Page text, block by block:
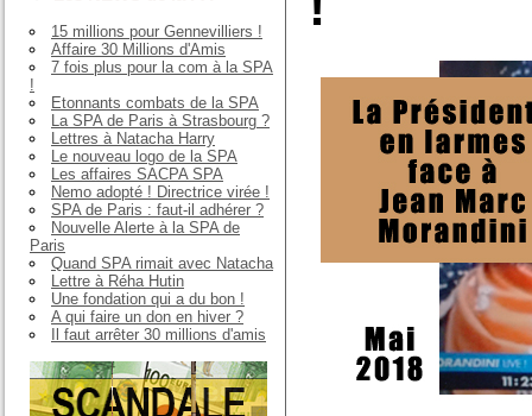
15 millions pour Gennevilliers !
Affaire 30 Millions d'Amis
7 fois plus pour la com à la SPA
!
Etonnants combats de la SPA
La SPA de Paris à Strasbourg ?
Lettres à Natacha Harry
Le nouveau logo de la SPA
Les affaires SACPA SPA
Nemo adopté ! Directrice virée !
SPA de Paris : faut-il adhérer ?
Nouvelle Alerte à la SPA de
Paris
Quand SPA rimait avec Natacha
Lettre à Réha Hutin
Une fondation qui a du bon !
A qui faire un don en hiver ?
Il faut arrêter 30 millions d'amis